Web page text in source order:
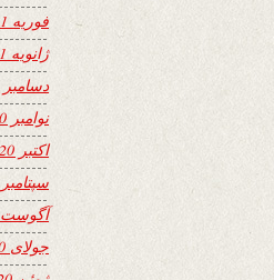
فوریه 2021
ژانویه 2021
دسامبر 2020
نوامبر 2020
اکتبر 2020
سپتامبر 2020
آگوست 2020
جولای 2020